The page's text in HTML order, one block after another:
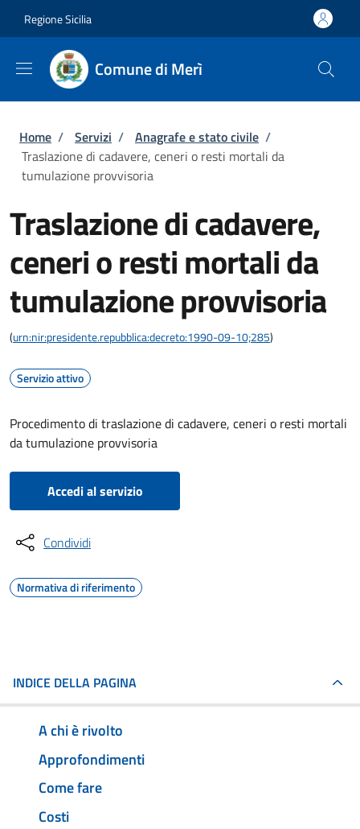
Regione Sicilia
Comune di Merì
Briciole di pane
Home / Servizi / Anagrafe e stato civile /
Traslazione di cadavere, ceneri o resti mortali da
tumulazione provvisoria
Traslazione di cadavere,
ceneri o resti mortali da
tumulazione provvisoria
(urn:nir:presidente.repubblica:decreto:1990-09-10;285)
Servizio attivo
Procedimento di traslazione di cadavere, ceneri o resti mortali
da tumulazione provvisoria
Accedi al servizio
Condividi
Normativa di riferimento
INDICE DELLA PAGINA
A chi è rivolto
Approfondimenti
Come fare
Costi